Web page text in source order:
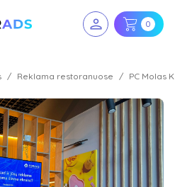
0
Reklama restoranuose PC Molas